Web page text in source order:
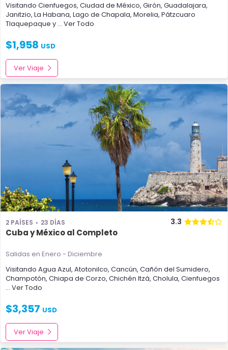
Visitando Cienfuegos, Ciudad de México, Girón, Guadalajara,
Janitzio, La Habana, Lago de Chapala, Morelia, Pátzcuaro
Tlaquepaque y ... Ver Todo
$1,958 USD
Ver Viaje
2 PAÍSES 23 DÍAS 3.3
Cuba y México al Completo
Salidas en Enero - Diciembre
Visitando Agua Azul, Atotonilco, Cancún, Cañón del Sumidero,
Champotón, Chiapa de Corzo, Chichén Itzá, Cholula, Cienfuegos
... Ver Todo
$3,357 USD
Ver Viaje